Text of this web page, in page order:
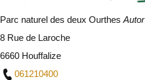
Parc naturel des deux OurthesAutor
8 Rue de Laroche
6660 Houffalize
061210400